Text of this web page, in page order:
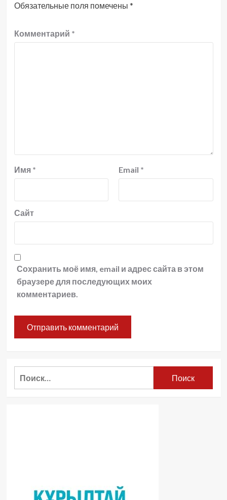
Обязательные поля помечены *
Комментарий *
Имя * Email *
Сайт
Сохранить моё имя, email и адрес сайта в этом
браузере для последующих моих
комментариев.